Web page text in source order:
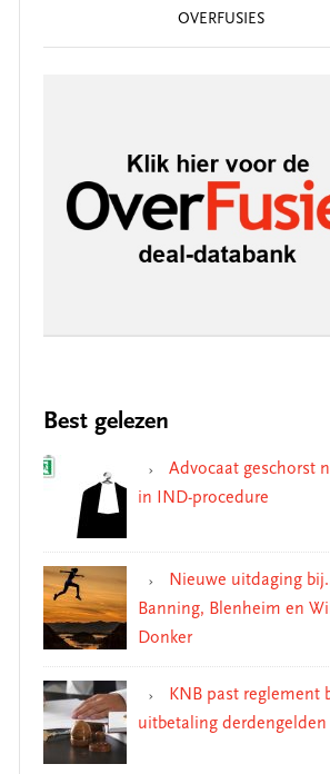
OVERFUSIES
Best gelezen
Advocaat geschorst
in IND-procedure
Nieuwe uitdaging
Banning, Blenheim en
Donker
KNB past reglement
uitbetaling derdengelden